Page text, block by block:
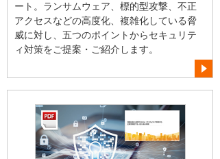
ート。ランサムウェア、標的型攻撃、不正
アクセスなどの高度化、複雑化している脅
威に対し、五つのポイントからセキュリテ
ィ対策をご提案・ご紹介します。